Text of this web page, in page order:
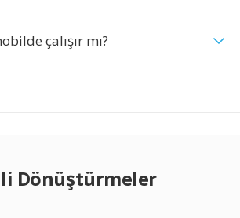
çalışır mı?
Dönüştürmeler